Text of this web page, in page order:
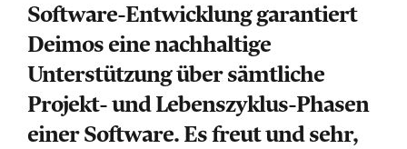
Software-Entwicklung garantiert
Deimos eine nachhaltige
Unterstützung über sämtliche
Projekt- und Lebenszyklus-Phasen
einer Software. Es freut und sehr,